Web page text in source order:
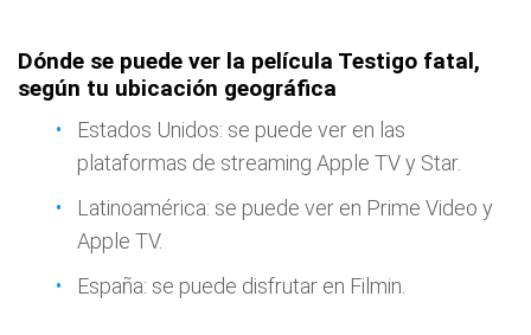
Dónde se puede ver la película Testigo fatal,
según tu ubicación geográfica
Estados Unidos: se puede ver en las
plataformas de streaming Apple TV y Star.
Latinoamérica: se puede ver en Prime Video y
Apple TV.
España: se puede disfrutar en Filmin.